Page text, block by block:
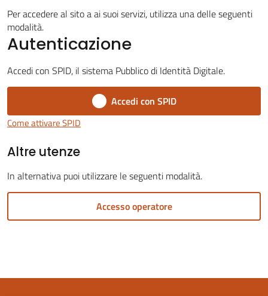
Vivere
Dozza
on-
Tutti
Per accedere al sito a ai suoi servizi, utilizza una delle seguenti
modalità.
Autenticazione
Accedi con SPID, il sistema Pubblico di Identità Digitale.
Accedi con SPID
Come attivare SPID
Altre utenze
In alternativa puoi utilizzare le seguenti modalità.
Accesso operatore